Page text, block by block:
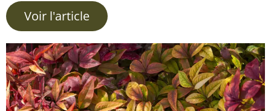
Voir l'article